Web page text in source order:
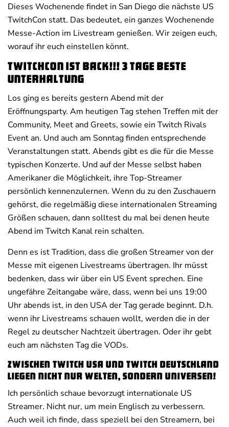
Dieses Wochenende findet in San Diego die nächste US
TwitchCon statt. Das bedeutet, ein ganzes Wochenende
Messe-Action im Livestream genießen. Wir zeigen euch,
worauf ihr euch einstellen könnt.
TwitchCon ist back!!! 3 Tage beste
Unterhaltung
Los ging es bereits gestern Abend mit der
Eröffnungsparty. Am heutigen Tag stehen Treffen mit der
Community, Meet and Greets, sowie ein Twitch Rivals
Event an. Und auch am Sonntag finden entsprechende
Veranstaltungen statt. Abends gibt es die für die Messe
typischen Konzerte. Und auf der Messe selbst haben
Amerikaner die Möglichkeit, ihre Top-Streamer
persönlich kennenzulernen. Wenn du zu den Zuschauern
gehörst, die regelmäßig diese internationalen Streaming
Größen schauen, dann solltest du mal bei denen heute
Abend im Twitch Kanal rein schalten.
Denn es ist Tradition, dass die großen Streamer von der
Messe mit eigenen Livestreams übertragen. Ihr müsst
bedenken, dass wir über ein US Event sprechen. Eine
ungefähre Zeitangabe wäre, dass, wenn bei uns 19:00
Uhr abends ist, in den USA der Tag gerade beginnt. D.h.
wenn ihr Livestreams schauen wollt, werden die in der
Regel zu deutscher Nachtzeit übertragen. Oder ihr gebt
euch am nächsten Tag die VODs.
Zwischen Twitch USA und Twitch Deutschland
liegen nicht nur Welten, sondern Universen!
Ich persönlich schaue bevorzugt internationale US
Streamer. Nicht nur, um mein Englisch zu verbessern.
Auch weil ich finde, dass speziell bei den Streamern, bei